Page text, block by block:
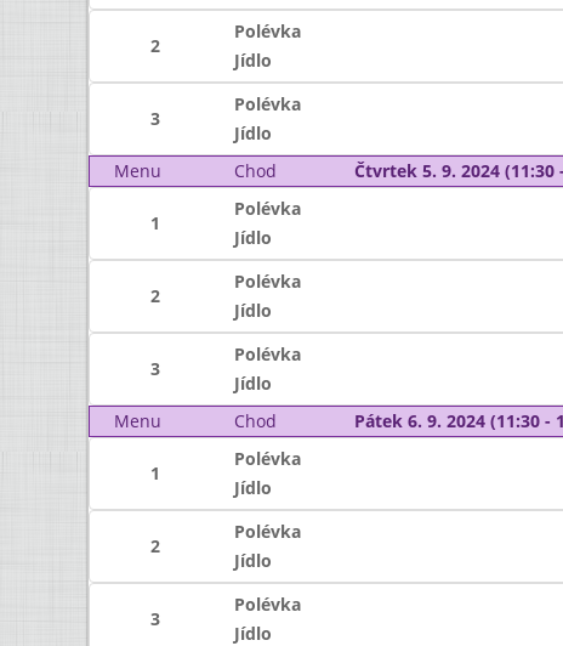
2
Polévka
Jídlo
3
Polévka
Jídlo
Menu
Chod Čtvrtek 5. 9. 2024 (11:30
1
Polévka
Jídlo
2
Polévka
Jídlo
3
Polévka
Jídlo
Menu
Chod Pátek 6. 9. 2024 (11:30 -
1
Polévka
Jídlo
2
Polévka
Jídlo
3
Polévka
Jídlo